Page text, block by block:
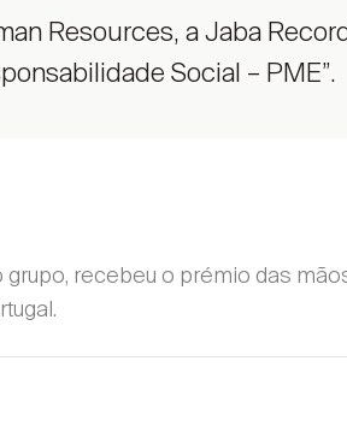
Resources, a Jaba
Social – PME”.
recebeu o prémio das